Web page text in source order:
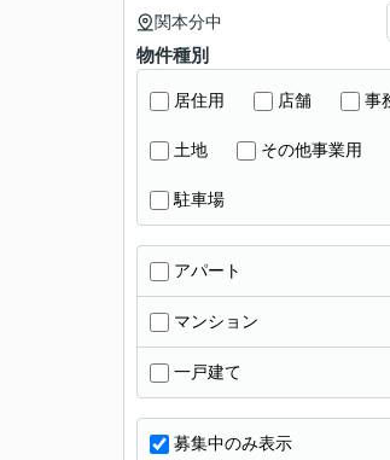
関本分中
物件種別
居住用 店舗 事
土地 その他事業用
駐車場
アパート
マンション
一戸建て
募集中のみ表示